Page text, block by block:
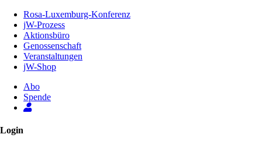
Inhalt
Seite
Rosa-Luxemburg-Konferenz
jW-Prozess
Aktionsbüro
Genossenschaft
Veranstaltungen
jW-Shop
Abo
Spende
Login